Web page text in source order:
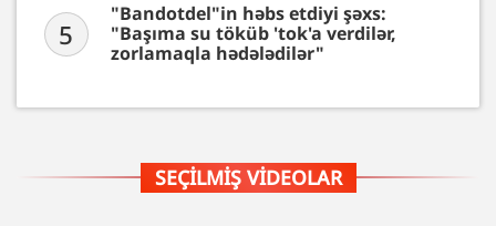
5
"Bandotdel"in həbs etdiyi şəxs:
"Başıma su töküb 'tok'a verdilər,
zorlamaqla hədələdilər"
SEÇILMIŞ VIDEOLAR